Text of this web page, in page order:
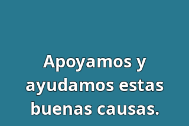
Apoyamos y
ayudamos estas
buenas causas.